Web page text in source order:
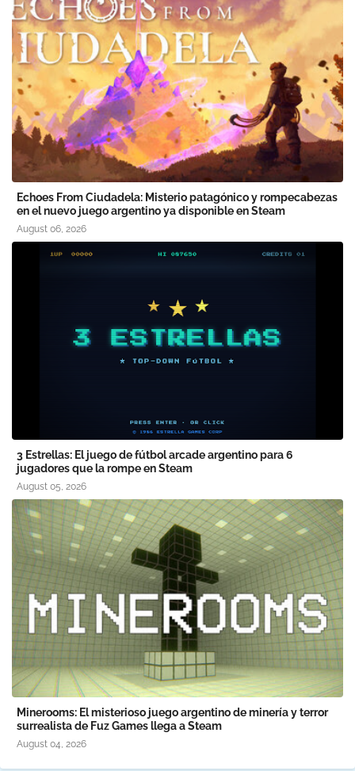
Echoes From Ciudadela: Misterio patagónico y rompecabezas
en el nuevo juego argentino ya disponible en Steam
August 06, 2026
3 Estrellas: El juego de fútbol arcade argentino para 6
jugadores que la rompe en Steam
August 05, 2026
Minerooms: El misterioso juego argentino de minería y terror
surrealista de Fuz Games llega a Steam
August 04, 2026